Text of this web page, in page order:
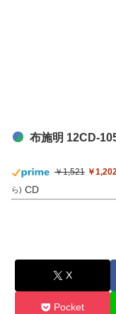
布施明 12CD-
￥1,521 ￥
ら) CD
X
Pocket